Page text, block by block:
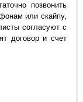
позвонить
или скайпу,
согласуют с
договор и счет